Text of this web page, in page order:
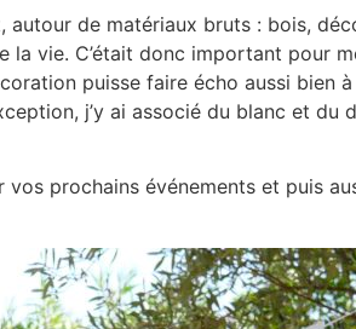
de matériaux bruts : bois,
la vie. C’était donc important pour
puisse faire écho aussi bien
j’y ai associé du blanc et
prochains événements et puis